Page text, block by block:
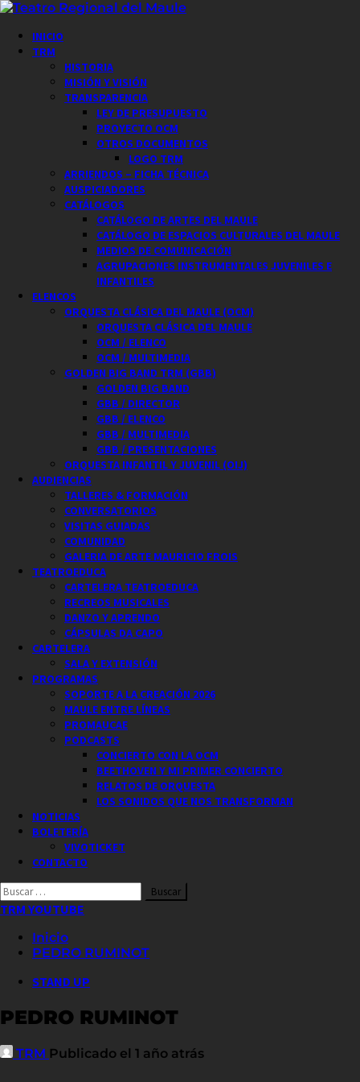
Saltar
contenido
Menú
principal
INICIO
TRM
HISTORIA
MISIÓN Y VISIÓN
TRANSPARENCIA
LEY DE PRESUPUESTO
PROYECTO OCM
OTROS DOCUMENTOS
LOGO TRM
ARRIENDOS – FICHA TÉCNICA
AUSPICIADORES
CATÁLOGOS
CATÁLOGO DE ARTES DEL MAULE
CATÁLOGO DE ESPACIOS CULTURALES DEL MAULE
MEDIOS DE COMUNICACIÓN
AGRUPACIONES INSTRUMENTALES JUVENILES E
INFANTILES
ELENCOS
ORQUESTA CLÁSICA DEL MAULE (OCM)
ORQUESTA CLÁSICA DEL MAULE
OCM / ELENCO
OCM / MULTIMEDIA
GOLDEN BIG BAND TRM (GBB)
GOLDEN BIG BAND
GBB / DIRECTOR
GBB / ELENCO
GBB / MULTIMEDIA
GBB / PRESENTACIONES
ORQUESTA INFANTIL Y JUVENIL (OIJ)
AUDIENCIAS
TALLERES & FORMACIÓN
CONVERSATORIOS
VISITAS GUIADAS
COMUNIDAD
GALERIA DE ARTE MAURICIO FROIS
TEATROEDUCA
CARTELERA TEATROEDUCA
RECREOS MUSICALES
DANZO Y APRENDO
CÁPSULAS DA CAPO
CARTELERA
SALA Y EXTENSIÓN
PROGRAMAS
SOPORTE A LA CREACIÓN 2026
MAULE ENTRE LÍNEAS
PROMAUCAE
PODCASTS
CONCIERTO CON LA OCM
BEETHOVEN Y MI PRIMER CONCIERTO
RELATOS DE ORQUESTA
LOS SONIDOS QUE NOS TRANSFORMAN
NOTICIAS
BOLETERÍA
VIVOTICKET
CONTACTO
Buscar
por:
TRM YOUTUBE
Inicio
PEDRO RUMINOT
STAND UP
PEDRO RUMINOT
TRM Publicado el 1 año atrás